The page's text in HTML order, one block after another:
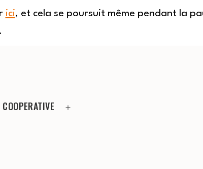
ici, et cela se poursuit même pendant la
COOPERATIVE